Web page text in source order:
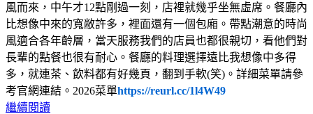
風而來，中午才12點剛過一刻，店裡就幾乎坐無虛席。餐廳內
比想像中來的寬敝許多，裡面還有一個包廂。帶點潮意的時尚
風適合各年齡層，當天服務我們的店員也都很親切，看他們對
長輩的點餐也很有耐心。餐廳的料理選擇遠比我想像中多得
多，就連茶、飲料都有好幾頁，翻到手軟(笑)。詳細菜單請參
考官網連結。2026菜單https://reurl.cc/1l4W49
繼續閱讀